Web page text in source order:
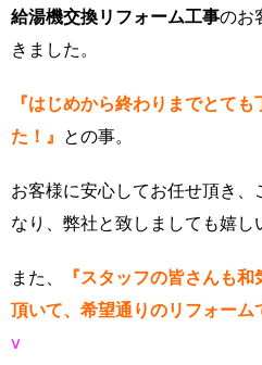
給湯機交換リフォーム工事のお
きました。
『はじめから終わりまでとて
た！』 との事。
お客様に安心してお任せ頂き、
なり、弊社と致しましても嬉し
また、
『スタッフの皆さんも
頂いて、希望通りのリフォーム
v